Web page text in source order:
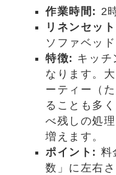
作業時間: 2
リネンセッ
ソファベッ
特徴: キッチ
なります。
ーティー（
ることも多
べ残しの処
増えます。
ポイント: 料
数」に左右